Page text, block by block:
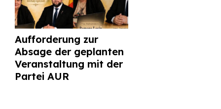
Aufforderung zur
Absage der geplanten
Veranstaltung mit der
Partei AUR